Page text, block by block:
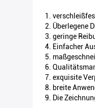
1.
2. Überlegene
3. geringe
4. Einfacher
5.
6.
7. exquisite
8. breite
9. Die